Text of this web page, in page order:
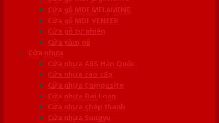
Cửa gỗ MDF MELAMINE
Cửa gỗ MDF VENEER
Cửa gỗ tự nhiên
Cửa vòm gỗ
Cửa nhựa
Cửa nhựa ABS Hàn Quốc
Cửa nhựa cao cấp
Cửa nhựa Composite
Cửa nhựa Đài Loan
Cửa nhựa ghép thanh
Cửa nhựa Sungyu